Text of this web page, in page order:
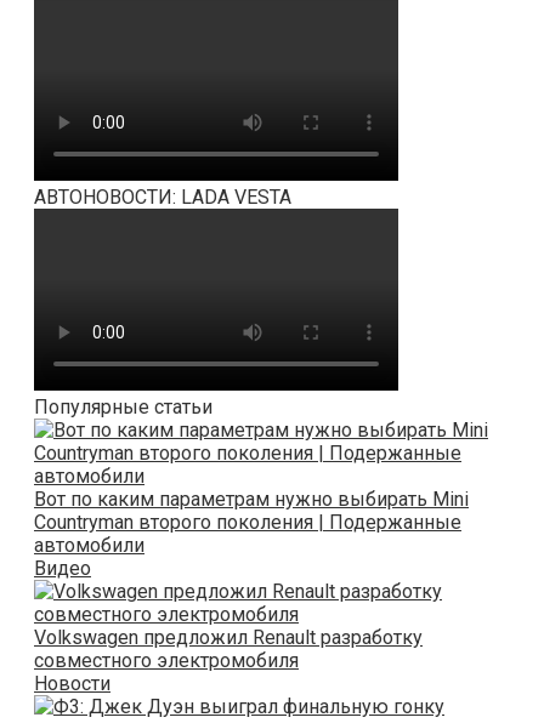
АВТОНОВОСТИ: LADA VESTA
Популярные статьи
Вот по каким параметрам нужно выбирать Mini
Countryman второго поколения | Подержанные
автомобили
Видео
Volkswagen предложил Renault разработку
совместного электромобиля
Новости